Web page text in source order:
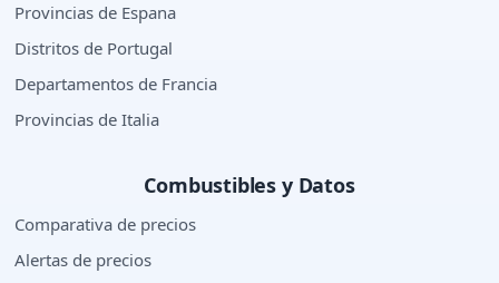
Provincias de Espana
Distritos de Portugal
Departamentos de Francia
Provincias de Italia
Combustibles y Datos
Comparativa de precios
Alertas de precios